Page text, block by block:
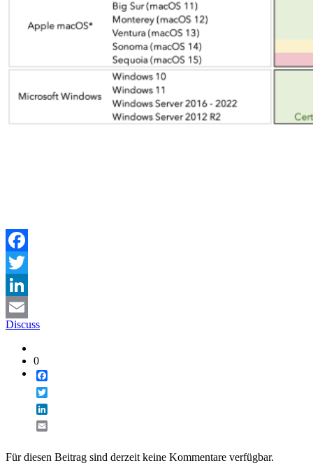
Facebook
Twitter
LinkedIn
Email
Discuss
0
Für diesen Beitrag sind derzeit keine Kommentare verfügbar.